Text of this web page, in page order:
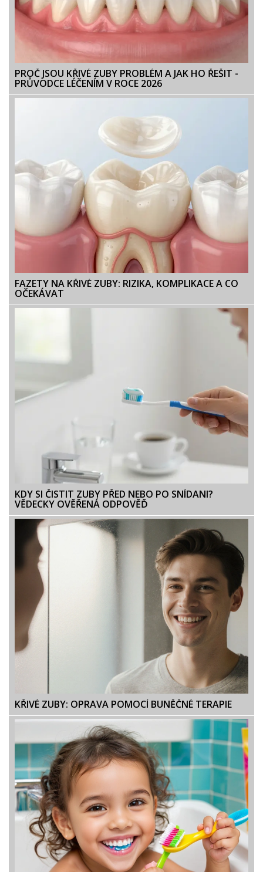
PROČ JSOU KŘIVÉ ZUBY PROBLÉM A JAK HO ŘEŠIT -
PRŮVODCE LÉČENÍM V ROCE 2026
FAZETY NA KŘIVÉ ZUBY: RIZIKA, KOMPLIKACE A CO
OČEKÁVAT
KDY SI ČISTIT ZUBY PŘED NEBO PO SNÍDANI?
VĚDECKY OVĚŘENÁ ODPOVĚĎ
KŘIVÉ ZUBY: OPRAVA POMOCÍ BUNĚČNÉ TERAPIE